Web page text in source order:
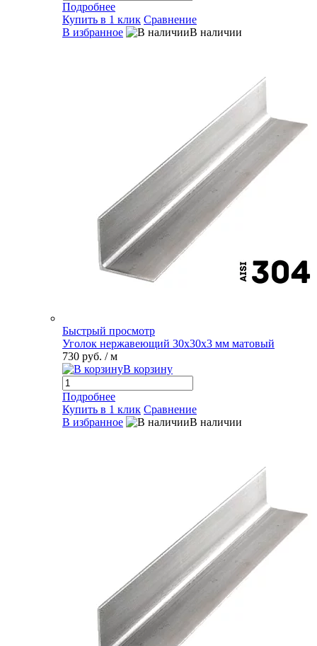
Подробнее
Купить в 1 клик Сравнение
В избранное
В наличии
Быстрый просмотр
Уголок нержавеющий 30х30х3 мм матовый
730 руб. / м
В корзину
Подробнее
Купить в 1 клик Сравнение
В избранное
В наличии